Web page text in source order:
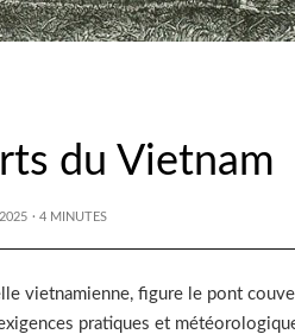
du Vietnam
· 4 MINUTES
vietnamienne, figure le pont
pratiques et